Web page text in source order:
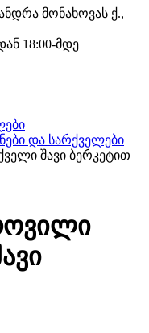
მონახოვას ქ.,
18:00-მდე
და სარქველები
შავი ბერკეტით